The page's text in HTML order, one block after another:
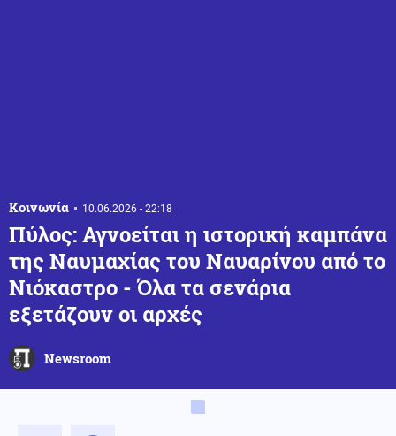
Κοινωνία 10.06.2026 - 22:18
Πύλος: Αγνοείται η ιστορική καμπάνα
της Ναυμαχίας του Ναυαρίνου από το
Νιόκαστρο - Όλα τα σενάρια
εξετάζουν οι αρχές
Newsroom